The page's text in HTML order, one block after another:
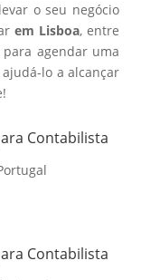
o seu negócio
em Lisboa, entre
agendar uma
lo a alcançar
Contabilista
Contabilista